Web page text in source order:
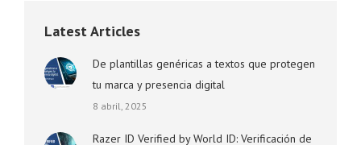
Latest Articles
De plantillas genéricas a textos que protegen
tu marca y presencia digital
8 abril, 2025
Razer ID Verified by World ID: Verificación de